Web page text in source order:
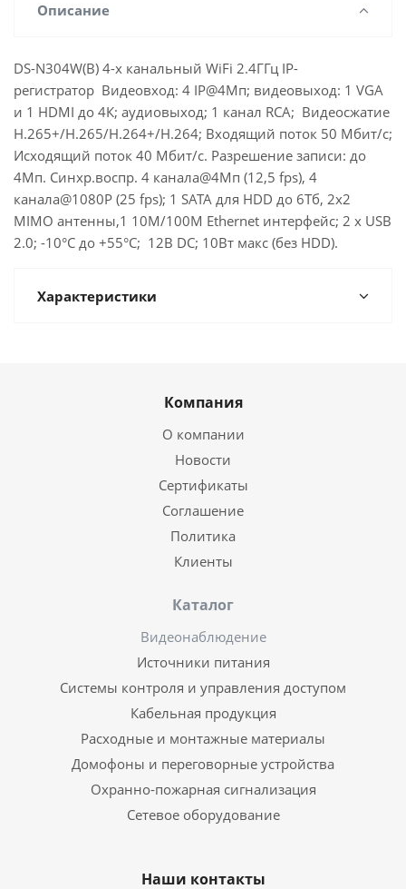
Описание
DS-N304W(B) 4-х канальный WiFi 2.4ГГц IP-
регистратор Видеовход: 4 IP@4Мп; видеовыход: 1 VGA
и 1 HDMI до 4К; аудиовыход; 1 канал RCA; Видеосжатие
H.265+/H.265/H.264+/H.264; Входящий поток 50 Мбит/с;
Исходящий поток 40 Мбит/с. Разрешение записи: до
4Мп. Синхр.воспр. 4 канала@4Мп (12,5 fps), 4
канала@1080P (25 fps); 1 SATA для HDD до 6Тб, 2х2
MIMO антенны,1 10M/100M Ethernet интерфейс; 2 х USB
2.0; -10°C до +55°C; 12В DC; 10Вт макс (без HDD).
Характеристики
Компания
О компании
Новости
Сертификаты
Соглашение
Политика
Клиенты
Каталог
Видеонаблюдение
Источники питания
Системы контроля и управления доступом
Кабельная продукция
Расходные и монтажные материалы
Домофоны и переговорные устройства
Охранно-пожарная сигнализация
Сетевое оборудование
Наши контакты